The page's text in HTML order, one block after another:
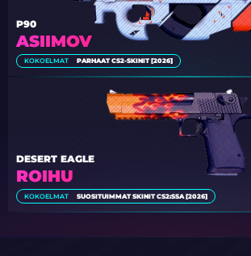
ASIIMOV
P90
KOKOELMAT PARHAAT CS2-SKINIT [2026]
ROIHU
DESERT EAGLE
KOKOELMAT SUOSITUIMMAT SKINIT CS2:SSA [2026]